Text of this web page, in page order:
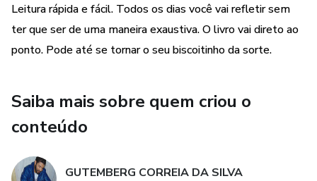
Leitura rápida e fácil. Todos os dias você vai refletir sem
ter que ser de uma maneira exaustiva. O livro vai direto ao
ponto. Pode até se tornar o seu biscoitinho da sorte.
Saiba mais sobre quem criou o
conteúdo
GUTEMBERG CORREIA DA SILVA